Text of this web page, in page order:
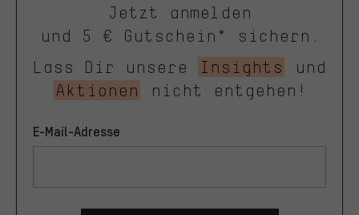
Jetzt anmelden
und 5 € Gutschein* sichern.
Lass Dir unsere
Insights
und
Aktionen
nicht entgehen!
E-Mail-Adresse